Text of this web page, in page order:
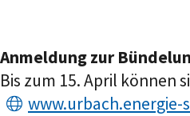
Anmeldung zur
Bis zum 15. April können
www.urbach.energie-